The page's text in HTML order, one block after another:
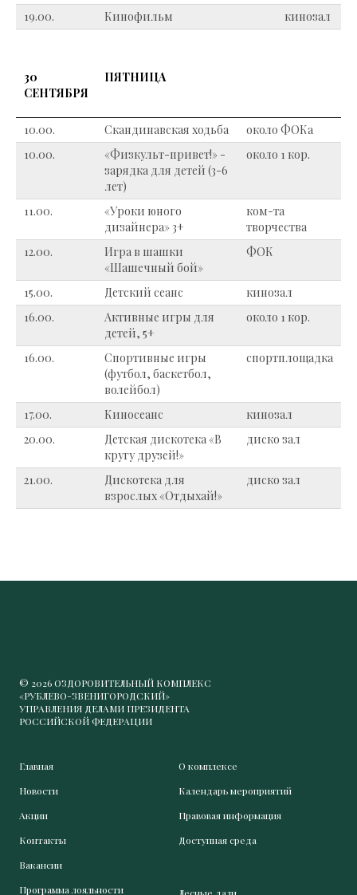
19.00. Кинофильм кинозал
30
СЕНТЯБРЯ
ПЯТНИЦА
10.00. Скандинавская ходьба
около ФОКа
10.00.
«Физкульт-привет!» -
зарядка для детей (3-6
лет)
около 1 кор.
11.00.
«Уроки юного
дизайнера» 3+
ком-та
творчества
12.00.
Игра в шашки
«Шашечный бой»
ФОК
15.00. Детский сеанс
кинозал
16.00.
Активные игры для
детей, 5+
около 1 кор.
16.00.
Спортивные игры
(футбол, баскетбол,
волейбол)
спортплощадка
17.00. Киносеанс
кинозал
20.00.
Детская дискотека «В
кругу друзей!»
диско зал
21.00.
Дискотека для
взрослых «Отдыхай!»
диско зал
© 2026 ОЗДОРОВИТЕЛЬНЫЙ КОМПЛЕКС
«РУБЛЕВО-ЗВЕНИГОРОДСКИЙ»
УПРАВЛЕНИЯ ДЕЛАМИ ПРЕЗИДЕНТА
РОССИЙСКОЙ ФЕДЕРАЦИИ
Главная
Новости
Акции
Контакты
Вакансии
Программа лояльности
О комплексе
Календарь мероприятий
Правовая информация
Доступная среда